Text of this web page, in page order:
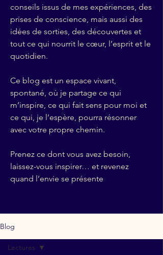
conseils issus de mes expériences, des
prises de conscience, mais aussi des
idées de sorties, des découvertes et
tout ce qui nourrit le cœur, l’esprit et le
quotidien.
Ce blog est un espace vivant,
spontané, où je partage ce qui
m’inspire, ce qui fait sens pour moi et
ce qui, je l’espère, pourra résonner
avec votre propre chemin.
Prenez ce dont vous avez besoin,
laissez-vous inspirer… et revenez
quand l’envie se présente
Blog
Lectures